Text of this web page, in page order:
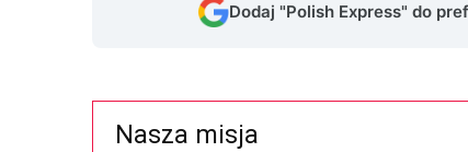
Dodaj "Polish Express" do
Nasza misja